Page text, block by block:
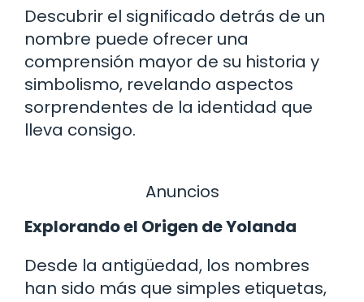
Descubrir el significado detrás de un
nombre puede ofrecer una
comprensión mayor de su historia y
simbolismo, revelando aspectos
sorprendentes de la identidad que
lleva consigo.
Anuncios
Explorando el Origen de Yolanda
Desde la antigüedad, los nombres
han sido más que simples etiquetas,